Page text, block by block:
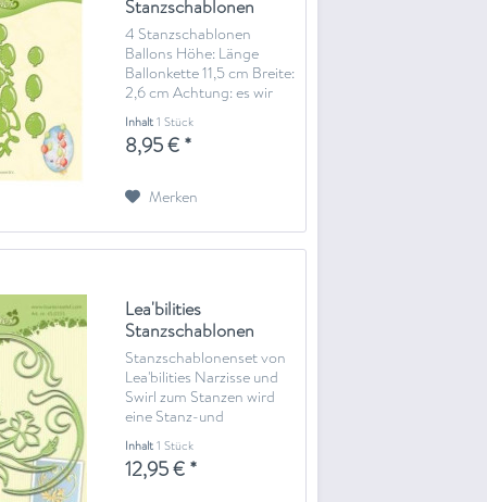
Stanzschablonen
Ballons 45.3264
4 Stanzschablonen
Ballons Höhe: Länge
Ballonkette 11,5 cm Breite:
2,6 cm Achtung: es wir
eine Stanz- und
Prägemaschine benötigt
Zum Stanzen wird eine
Prägemaschine benötigt
und eventuell
Zusatzplatten(z.B. Big
Shot oder...
Inhalt1 Stück
8,95 € *
Merken
Lea'bilities
Stanzschablonen
Narzisse und Swirl...
Stanzschablonenset von
Lea'bilities Narzisse und
Swirl zum Stanzen wird
eine Stanz-und
Prägemaschine benötigte
(Big Shot oder ähnliches)
Inhalt1 Stück
12,95 € *